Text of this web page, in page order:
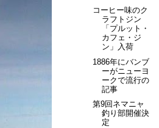
コーヒー味のク
ラフトジン
「プルット・
カフェ・ジ
ン」入荷
1886年にバンブ
ーがニューヨ
ークで流行の
記事
第9回ネマニャ
釣り部開催決
定